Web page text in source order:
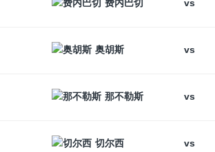
费内巴切 vs
奥胡斯 vs
那不勒斯 vs
切尔西 vs